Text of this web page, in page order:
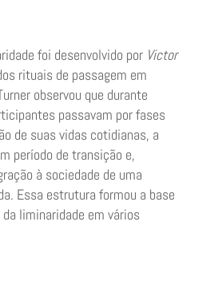
foi desenvolvido por Victor
rituais de passagem em
observou que durante
passavam por fases
de suas vidas cotidianas, a
período de transição e,
à sociedade de uma
Essa estrutura formou a base
liminaridade em vários